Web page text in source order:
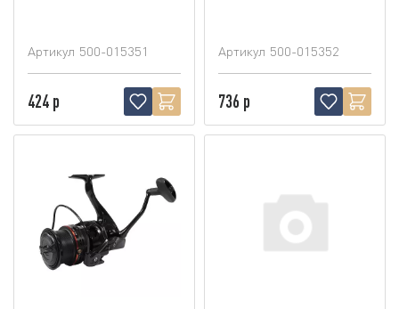
Артикул 500-015351
424 р
Артикул 500-015352
736 р